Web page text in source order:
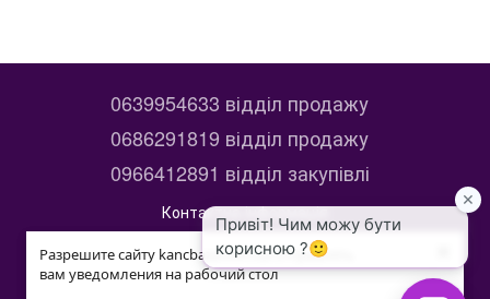
Разрешите сайту kancbaza.com.ua отправлять
вам уведомления на рабочий стол
Разрешите сайту kancbaza.com.ua отправлять
вам уведомления на рабочий стол
0639954633 відділ продажу
0686291819 відділ продажу
0966412891 відділ закупівлі
Контактна інформація
Повна версія сайту